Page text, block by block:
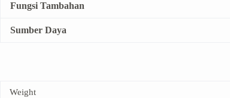
Fungsi Tambahan
Sumber Daya
Weight